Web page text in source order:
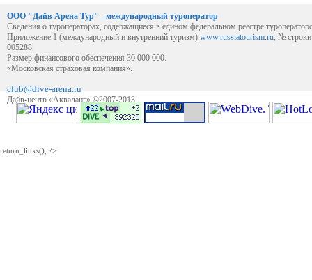
ООО "Дайв-Арена Тур" - международный туроператор
Сведения о туроператорах, содержащиеся в едином федеральном реестре
Приложение 1 (международный и внутренний туризм) www.russiatourism.ru, №
005288.
Размер финансового обеспечения 30 000 000.
«Московская страховая компания».
club@dive-arena.ru
Дайв-центр «Акваланг» ©2007-2013
return_links(); ?>